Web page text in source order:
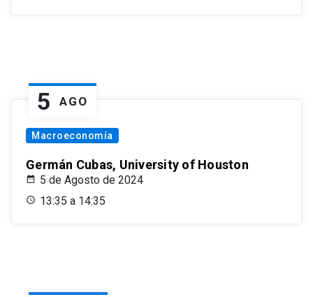
5 AGO
Macroeconomía
Germán Cubas, University of Houston
5 de Agosto de 2024
13:35 a 14:35